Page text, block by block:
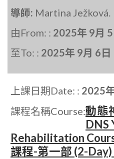
導師: Martina Ježková.
由From: : 2025年 9月 5
至To: : 2025年 9月 6日
上課日期Date: : 2025
課程名稱Course:動態
DNS
Rehabilitation
課程-第一部 (2-